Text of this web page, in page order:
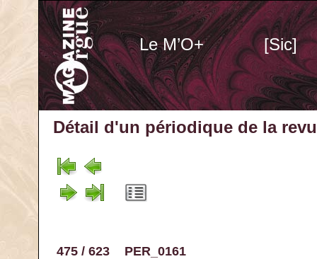
Le M’O+ [Sic]
Détail d'un périodique de la
475 / 623 PER_0161